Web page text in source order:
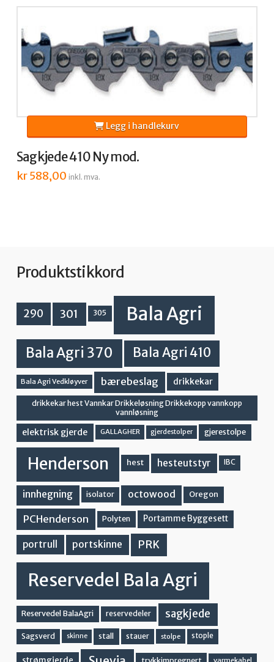
Sagkjede 410 Ny mod.
kr588,00 inkl. mva.
Legg i handlekurv
Produktstikkord
290 301 305 Bala Agri
Bala Agri 370 Bala Agri 410
Bala Agri Vedkløyver bærebeslag drikkekar
drikkekar hest Vannkar Drikkeløsning Drikkekopp vannkopp
vannløsning
elektrisk gjerde GALLAGHER gjerdestolper gjerestolpe
Henderson hest hesteutstyr IBC
innhegning isolator octowood Oregon
PCHenderson Polyten Portamme Byggesett
portrull portskinne PRK
Reservedel Bala Agri
Reservedel BalaAgri reservedeler sagkjede
Sagsverd skinne stall stauer stolpe stople